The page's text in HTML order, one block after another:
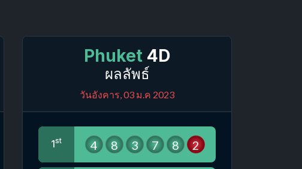
Phuket 4D
ผลลัพธ์
วันอังคาร, 03 ม.ค 2023
1st 4 8 3 7 8 2